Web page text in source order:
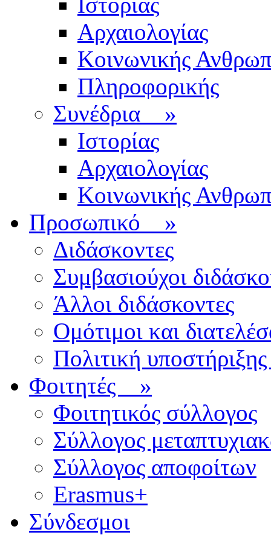
Αρχαιολογίας
Κοινωνικής
Πληροφορικής
Συνέδρια »
Ιστορίας
Αρχαιολογίας
Κοινωνικής
Προσωπικό »
Διδάσκοντες
Συμβασιούχοι
Άλλοι διδάσκοντες
Ομότιμοι και
Πολιτική
Φοιτητές »
Φοιτητικός σύλλογος
Σύλλογος
Σύλλογος αποφοίτων
Erasmus+
Σύνδεσμοι